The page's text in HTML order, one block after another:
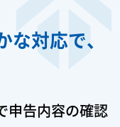
対応で、
申告内容の確認